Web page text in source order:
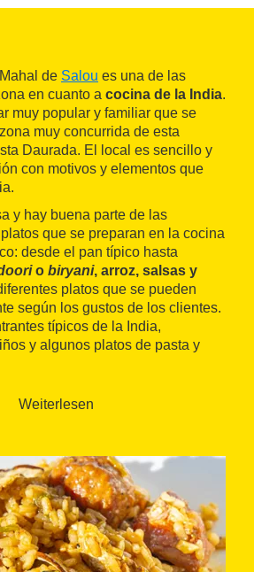
de Salou es una de las
en cuanto a cocina de la India.
muy popular y familiar que se
muy concurrida de esta
Daurada. El local es sencillo y
con motivos y elementos que
y hay buena parte de las
que se preparan en la cocina
desde el pan típico hasta
o biryani, arroz, salsas y
platos que se pueden
según los gustos de los clientes.
típicos de la India,
y algunos platos de pasta y
tan diferente como la de la
pedidos a domicilio.
Weiterlesen